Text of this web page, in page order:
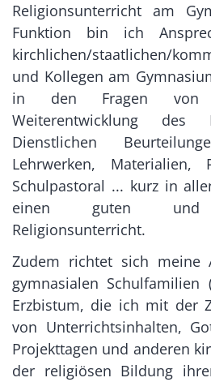
Religionsunterricht am
Funktion bin ich
kirchlichen/staatlichen/
und Kollegen am
in den Fragen von
Weiterentwicklung des
Dienstlichen
Lehrwerken, Materialien,
Schulpastoral ... kurz in
einen guten und
Religionsunterricht.
Zudem richtet sich meine
gymnasialen Schulfamilien
Erzbistum, die ich mit der
von Unterrichtsinhalten,
Projekttagen und anderen
der religiösen Bildung